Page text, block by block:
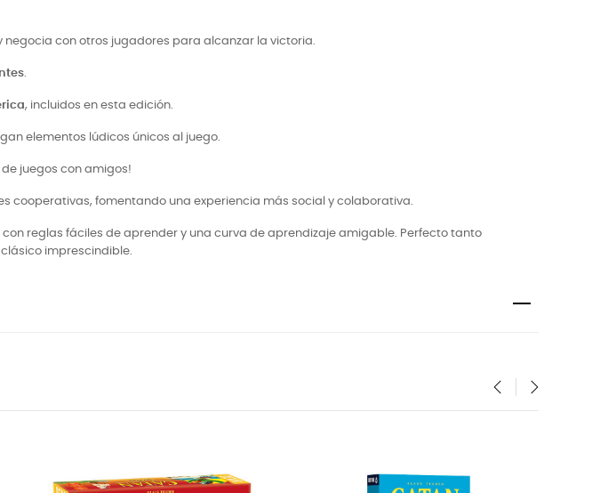
con otros jugadores para alcanzar la victoria.
.
, incluidos en esta edición.
elementos lúdicos únicos al juego.
juegos con amigos!
cooperativas, fomentando una experiencia más social y colaborativa.
con reglas fáciles de aprender y una curva de aprendizaje amigable. Perfecto tanto
imprescindible.